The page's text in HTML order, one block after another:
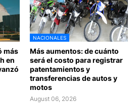
más
en
NACIONALES
Más aumentos: de cuánto
será el costo para registrar
patentamientos y
transferencias de autos y
motos
August 06, 2026